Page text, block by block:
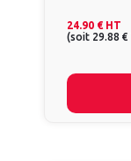
24.90 € HT
(soit 29.88 €